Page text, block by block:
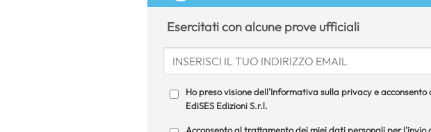
Esercitati con alcune prove ufficiali
Ho preso visione dell'Informativa sulla privacy e
EdiSES Edizioni S.r.l.